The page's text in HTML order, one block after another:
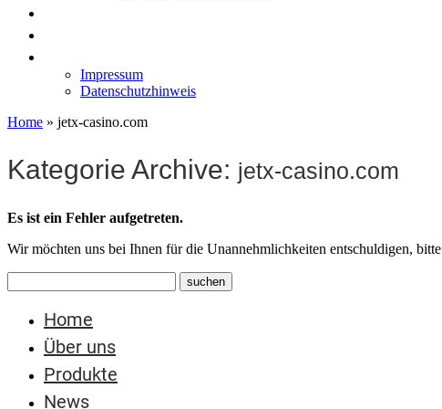
Impressum
Datenschutzhinweis
Home » jetx-casino.com
Kategorie Archive: jetx-casino.com
Es ist ein Fehler aufgetreten.
Wir möchten uns bei Ihnen für die Unannehmlichkeiten entschuldigen, bitte
Home
Über uns
Produkte
News